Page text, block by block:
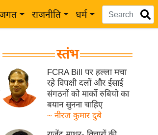
राजनीति धर्म
स्तंभ
FCRA Bill पर हल्ला मचा
रहे विपक्षी दलों और ईसाई
संगठनों को मार्को रुबियो का
बयान सुनना चाहिए
~ नीरज कुमार दुबे